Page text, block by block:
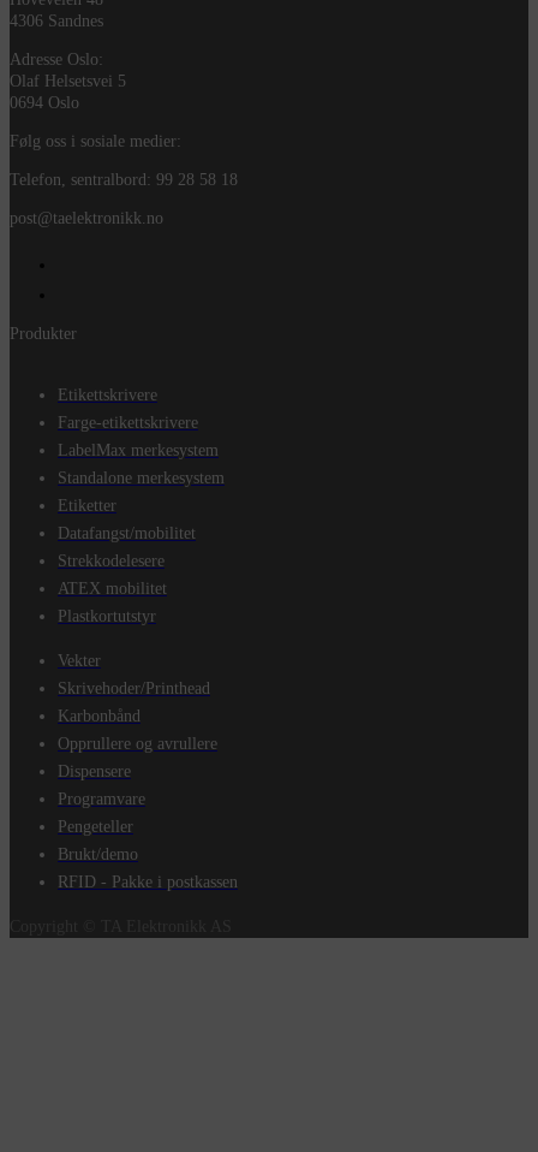
4306 Sandnes
Adresse Oslo:
Olaf Helsetsvei 5
0694 Oslo
Følg oss i sosiale medier:
Telefon, sentralbord: 99 28 58 18
post@taelektronikk.no
Produkter
Etikettskrivere
Farge-etikettskrivere
LabelMax merkesystem
Standalone merkesystem
Etiketter
Datafangst/mobilitet
Strekkodelesere
ATEX mobilitet
Plastkortutstyr
Vekter
Skrivehoder/Printhead
Karbonbånd
Opprullere og avrullere
Dispensere
Programvare
Pengeteller
Brukt/demo
RFID - Pakke i postkassen